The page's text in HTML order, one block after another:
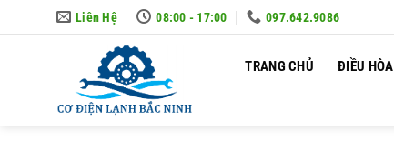
to
Liên Hệ 08:00 - 17:00 097.642.9086
TRANG CHỦ ĐIỀU HÒA